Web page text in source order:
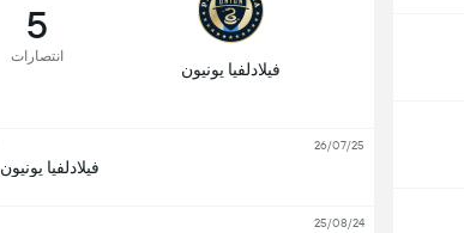
فيلادلفيا يونيون
5
انتصارات
فيلادلفيا يونيون
26/07/25
25/08/24